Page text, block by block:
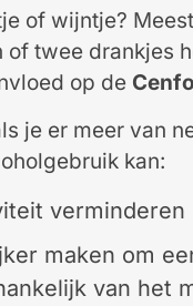
of wijntje?
of twee drankjes
op de
je er meer van
kan:
verminderen
maken om
van het